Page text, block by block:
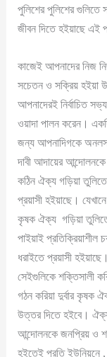
পুলিশের পুলিশের গুলিতে
জীবন দিতে হইয়াছে এই
কাজেই আপনাদের নিজ
সচেতন ও সক্রিয় হইয়া
আপনাদেরই নির্বাচিত
ওয়াদা পালন করেন।
জন্য আপনাদিগকে অনলস
দাবী আদায়ের
কঠিন ঐক্য গড়িয়া
প্রয়াসী হইয়াছে।
কৃষক ঐক্য গড়িয়া
পাইয়াই প্রতিক্রিয়াশীল
ধরাইতে প্রয়াসী
সেইগুলিকে শক্তিসালী
গঠন করিয়া দুর্বার কৃষক
উত্তর দিতে হইবে।
আন্দোলনকে জনপ্রিয় ও
হইতেই প্রতি ইউনিয়নে